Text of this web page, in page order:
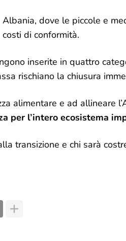
dove le piccole e
di conformità.
inserite in quattro
rischiano la chiusura
alimentare e ad allineare
per l’intero ecosistema
transizione e chi sarà